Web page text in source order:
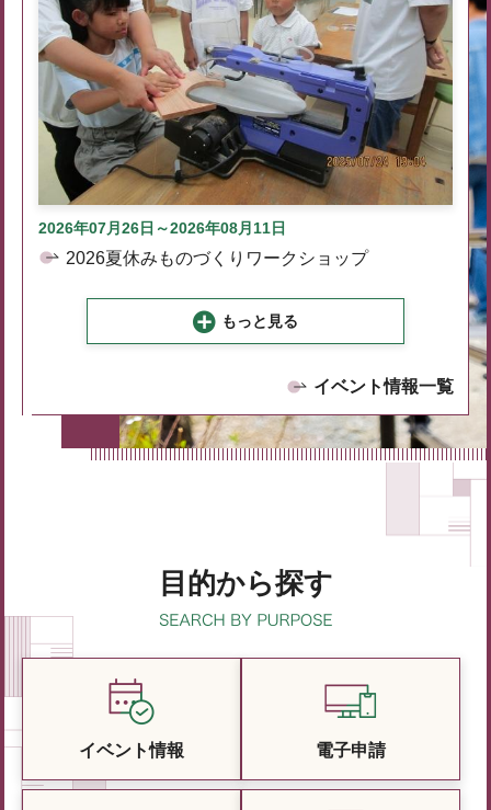
2026年07月26日～2026年08月11日
2026夏休みものづくりワークショップ
もっと見る
イベント情報一覧
目的から探す
イベント情報 電子申請